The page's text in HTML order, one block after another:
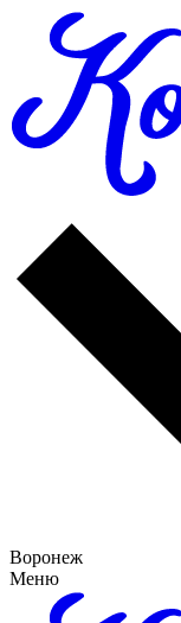
Воронеж
Меню